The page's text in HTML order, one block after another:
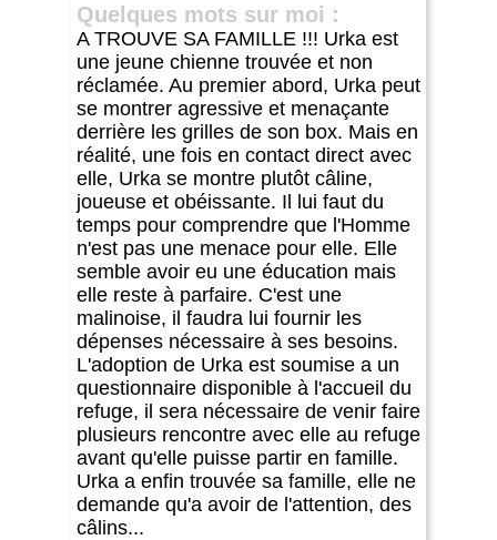
Quelques mots sur moi :
A TROUVE SA FAMILLE !!! Urka est
une jeune chienne trouvée et non
réclamée. Au premier abord, Urka peut
se montrer agressive et menaçante
derrière les grilles de son box. Mais en
réalité, une fois en contact direct avec
elle, Urka se montre plutôt câline,
joueuse et obéissante. Il lui faut du
temps pour comprendre que l'Homme
n'est pas une menace pour elle. Elle
semble avoir eu une éducation mais
elle reste à parfaire. C'est une
malinoise, il faudra lui fournir les
dépenses nécessaire à ses besoins.
L'adoption de Urka est soumise a un
questionnaire disponible à l'accueil du
refuge, il sera nécessaire de venir faire
plusieurs rencontre avec elle au refuge
avant qu'elle puisse partir en famille.
Urka a enfin trouvée sa famille, elle ne
demande qu'a avoir de l'attention, des
câlins...